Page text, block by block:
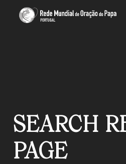
SEARCH
PAGE